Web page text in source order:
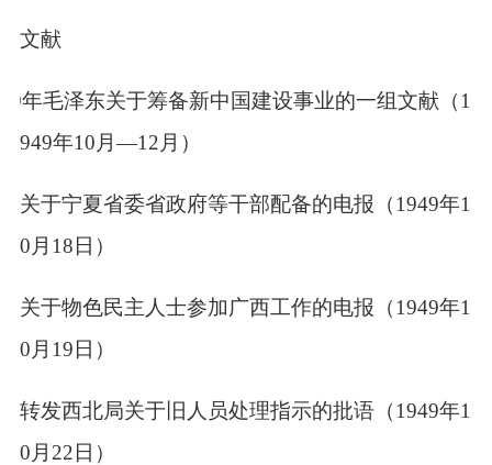
文献
年毛泽东关于筹备新中国建设事业的一组文献（1
949年10月—12月）
关于宁夏省委省政府等干部配备的电报（1949年1
0 月 18 日）
关于物色民主人士参加广西工作的电报（1949年1
0 月 19 日）
转发西北局关于旧人员处理指示的批语（1949年1
0 月 22 日）